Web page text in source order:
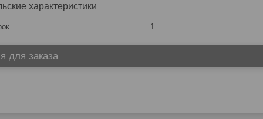
характеристики
1
для заказа